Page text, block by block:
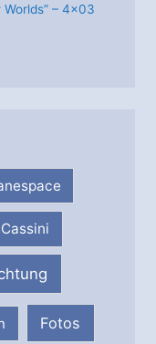
– 4×03
Cassini
Fotos